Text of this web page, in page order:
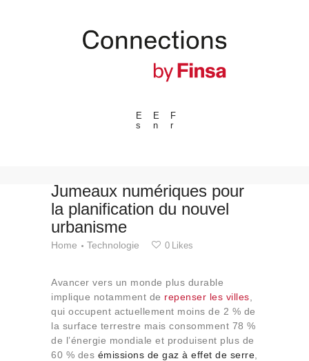
E
s
E
n
F
r
---ENLACES---
Événements
Espaces
Matériels
Technologie
Collaborations
Qui sommes-nous
Contact
Jumeaux numériques pour
la planification du nouvel
urbanisme
Home Technologie 0 Likes
Avancer vers un monde plus durable
implique notamment de repenser les villes
qui occupent actuellement moins de 2 % de
la surface terrestre mais consomment 78 %
de l’énergie mondiale et produisent plus de
60 % des émissions de gaz à effet de serre